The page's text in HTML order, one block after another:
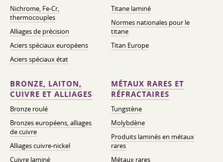
Nichrome, Fe-Cr,
thermocouples
Alliages de précision
Aciers spéciaux européens
Aciers spéciaux état
Titane laminé
Normes nationales pour le
titane
Titan Europe
BRONZE, LAITON,
CUIVRE ET ALLIAGES
Bronze roulé
Bronzes européens, alliages
de cuivre
Alliages cuivre-nickel
Cuivre laminé
MÉTAUX RARES ET
RÉFRACTAIRES
Tungstène
Molybdène
Produits laminés en métaux
rares
Métaux rares